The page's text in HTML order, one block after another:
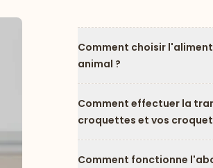
Comment choisir
animal ?
Comment effectuer la
croquettes et vos
Comment fonctionne